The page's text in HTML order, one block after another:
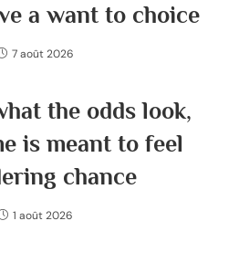
a want to choice
7 août 2026
the odds look,
is meant to feel
chance
1 août 2026